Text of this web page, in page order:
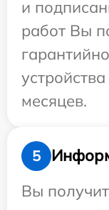
и
работ Вы
месяцев.
5
Вы